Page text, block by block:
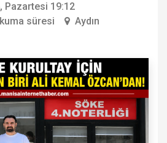
Pazartesi 19:12
süresi Aydın